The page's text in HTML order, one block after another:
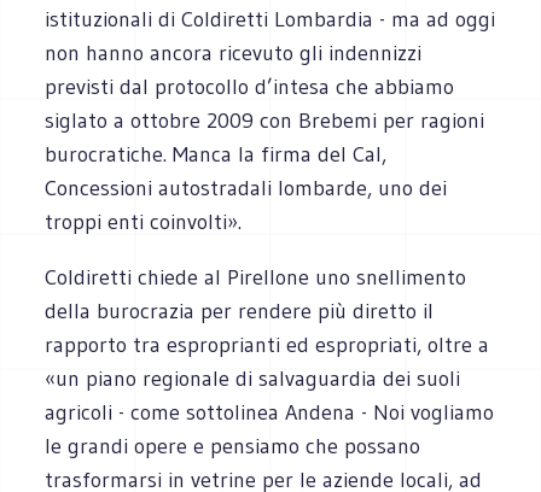
istituzionali di Coldiretti Lombardia - ma ad oggi
non hanno ancora ricevuto gli indennizzi
previsti dal protocollo d’intesa che abbiamo
siglato a ottobre 2009 con Brebemi per ragioni
burocratiche. Manca la firma del Cal,
Concessioni autostradali lombarde, uno dei
troppi enti coinvolti».
Coldiretti chiede al Pirellone uno snellimento
della burocrazia per rendere più diretto il
rapporto tra esproprianti ed espropriati, oltre a
«un piano regionale di salvaguardia dei suoli
agricoli - come sottolinea Andena - Noi vogliamo
le grandi opere e pensiamo che possano
trasformarsi in vetrine per le aziende locali, ad